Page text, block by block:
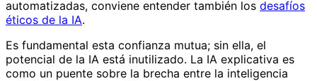
automatizadas, conviene entender también los desafíos
éticos de la IA.
Es fundamental esta confianza mutua; sin ella, el
potencial de la IA está inutilizado. La IA explicativa es
como un puente sobre la brecha entre la inteligencia